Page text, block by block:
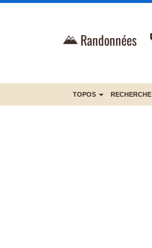
Randonnées
TOPOS RECHERCHE